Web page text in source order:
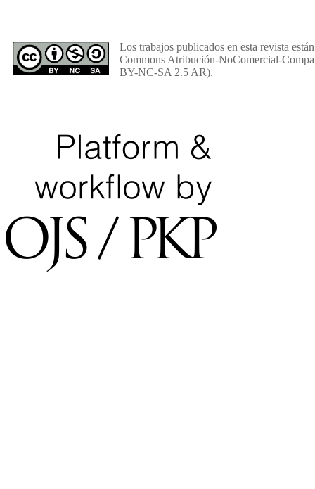
Los trabajos publicados en esta revista
Commons Atribución-NoComercial-
BY-NC-SA 2.5 AR).